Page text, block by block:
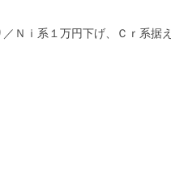
Ｎｉ系１万円下げ、Ｃｒ系据